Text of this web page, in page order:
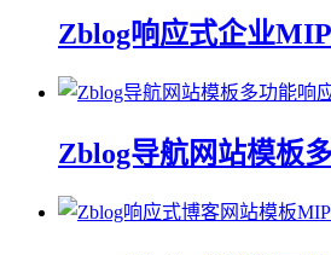
Zblog响应式企业
Zblog导航网站模板